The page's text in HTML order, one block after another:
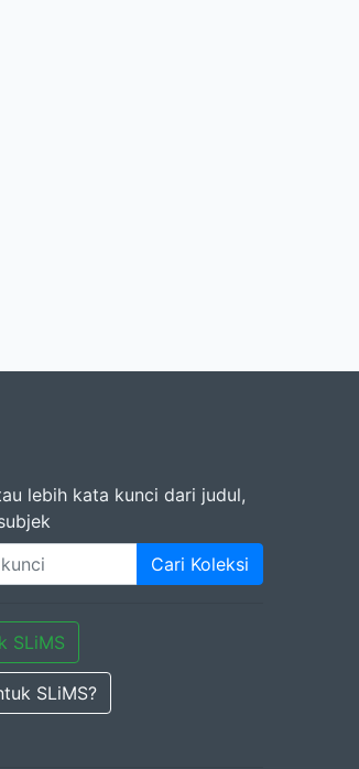
lebih kata kunci dari judul,
Cari Koleksi
SLiMS
SLiMS?